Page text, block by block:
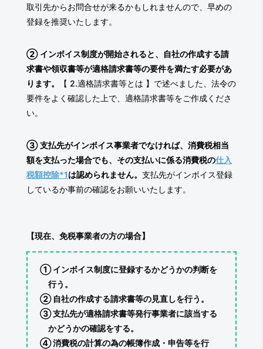
取引先からお問合せが来るかもしれませんので、早めの
登録を推奨いたします。
② インボイス制度が開始されると、自社の作成する請
求書や領収書等が適格請求書等の要件を満たす必要があ
ります。
【 2.適格請求書等とは 】で述べました、法令の
要件をよく確認した上で、適格請求書等をご作成くださ
い。
③ 支払先がインボイス事業者でなければ、消費税相当
額を支払った場合でも、その支払いに係る消費税の仕入
税額控除*1は認められません。 支払先がインボイス登録
しているか事前の確認をお願いいたします。
【現在、免税事業者の方の場合】
① インボイス制度に登録するかどうかの判断を
行う。
② 自社の作成する請求書等の見直しを行う。
③ 支払先が適格請求書等発行事業者に該当する
かどうかの確認をする。
④ 消費税の計算の為の帳簿作成・申告等を行